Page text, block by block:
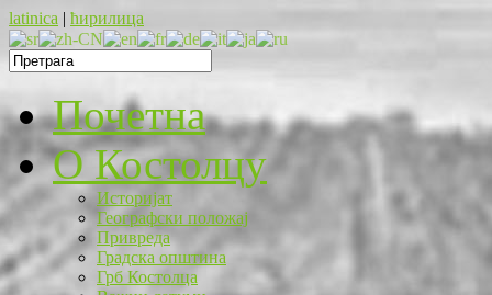
latinica | ћирилица
Почетна
O Костолцу
Историјат
Географски положај
Привреда
Градска општина
Грб Костолца